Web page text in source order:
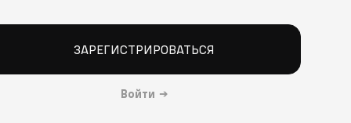
ЗАРЕГИСТРИРОВАТЬСЯ
Войти →